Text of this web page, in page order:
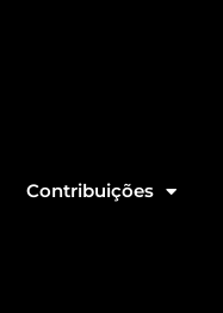
Contribuições